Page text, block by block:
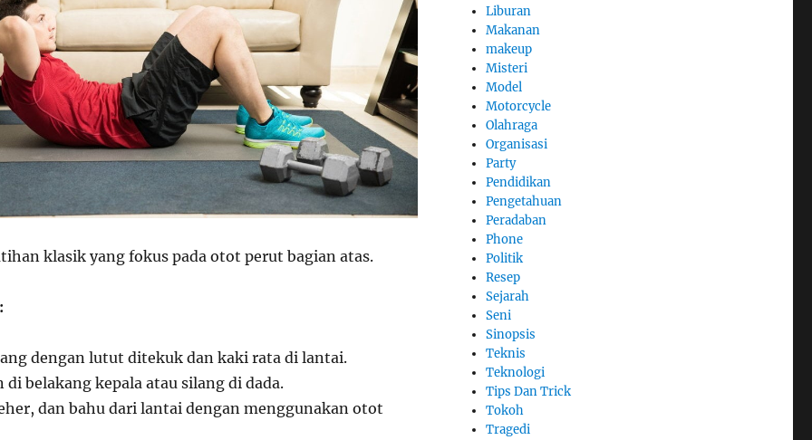
klasik yang fokus pada otot perut bagian atas.
dengan lutut ditekuk dan kaki rata di lantai.
belakang kepala atau silang di dada.
dan bahu dari lantai dengan menggunakan otot
Liburan
Makanan
makeup
Misteri
Model
Motorcycle
Olahraga
Organisasi
Party
Pendidikan
Pengetahuan
Peradaban
Phone
Politik
Resep
Sejarah
Seni
Sinopsis
Teknis
Teknologi
Tips Dan Trick
Tokoh
Tragedi